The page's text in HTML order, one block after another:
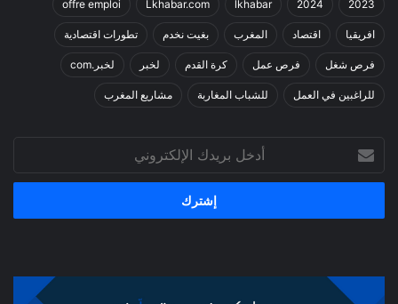
2023
2024
lkhabar
Lkhabar.com
offre emploi
افريقيا اقتصاد المغرب بغيت نخدم تطورات اقتصادية
فرص شغل فرص عمل كرة القدم لخبر لخبر.com
للراغبين في العمل للشباب المغاربة مشاريع المغرب
بريدك
الإلكتروني